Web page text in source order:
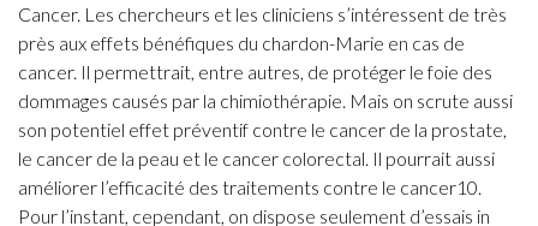
Cancer. Les chercheurs et les cliniciens s’intéressent de très
près aux effets bénéfiques du chardon-Marie en cas de
cancer. Il permettrait, entre autres, de protéger le foie des
dommages causés par la chimiothérapie. Mais on scrute aussi
son potentiel effet préventif contre le cancer de la prostate,
le cancer de la peau et le cancer colorectal. Il pourrait aussi
améliorer l’efficacité des traitements contre le cancer10.
Pour l’instant, cependant, on dispose seulement d’essais in